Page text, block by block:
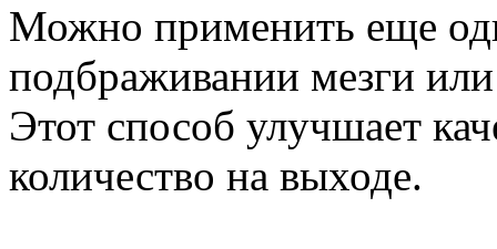
Можно применить еще
подбраживании мезги
Этот способ улучшает
количество на выходе.